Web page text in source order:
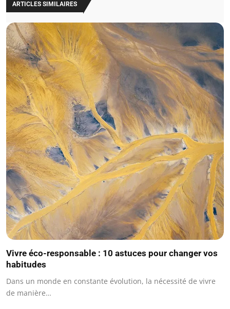
ARTICLES SIMILAIRES
Vivre éco-responsable : 10 astuces pour changer vos
habitudes
Dans un monde en constante évolution, la nécessité de vivre
de manière…